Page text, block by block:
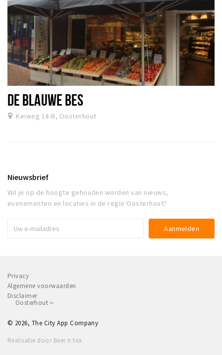
DE BLAUWE BES
Keiweg 14-B, Oosterhout
Nieuwsbrief
Wil je op de hoogte gehouden worden van nieuws,
evenementen en locaties in de regio Oosterhout?
Privacy
Algemene voorwaarden
Disclaimer
Oosterhout
© 2026, The City App Company
Realisatie door Beer n tea